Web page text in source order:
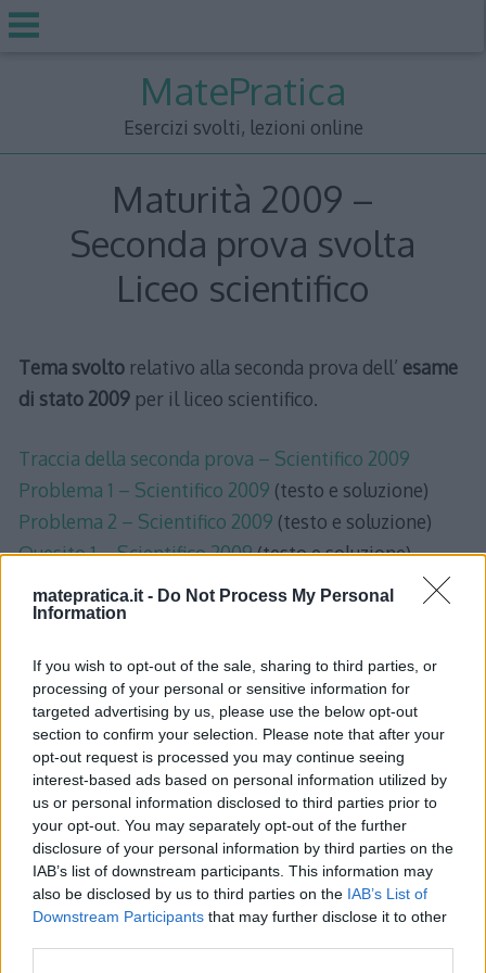
matepratica.it - Do Not Process My Personal
Information
If you wish to opt-out of the sale, sharing to third parties, or
processing of your personal or sensitive information for
targeted advertising by us, please use the below opt-out
section to confirm your selection. Please note that after your
opt-out request is processed you may continue seeing
interest-based ads based on personal information utilized by
us or personal information disclosed to third parties prior to
your opt-out. You may separately opt-out of the further
disclosure of your personal information by third parties on the
IAB’s list of downstream participants. This information may
also be disclosed by us to third parties on the IAB’s List of
Downstream Participants that may further disclose it to other
MatePratica
Esercizi svolti, lezioni online
Maturità 2009 –
Seconda prova svolta
Liceo scientifico
Tema svoltorelativo alla seconda prova dell’ esame
di stato 2009per il liceo scientifico.
Traccia della seconda prova – Scientifico 2009
Problema 1 – Scientifico 2009 (testo e soluzione)
Problema 2 – Scientifico 2009 (testo e soluzione)
Quesito 1 – Scientifico 2009(testo e soluzione)
Quesito 2 – Scientifico 2009
(testo e soluzione)
Quesito 3 – Scientifico 2009
Quesito 5 – Scientifico 2009 (testo e soluzione)
Quesito 6 – Scientifico 2009(testo e soluzione)
Quesito 7 – Scientifico 2009(testo e soluzione)
Quesito 8 – Scientifico 2009(testo e soluzione)
Quesito 9 – Scientifico 2009(testo e soluzione)
Quesito 10 – Scientifico 2009 (testo e soluzione)